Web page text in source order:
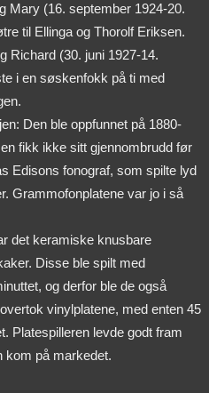
Mary (16. september 1924-20.
til Ellinga og Thorolf Eriksen.
Richard (30. juni 1927-14.
i en søskenfokk på ti med
Den ble oppfunnet på 1880-
fikk ikke sitt gjennombrudd før
Edisons fonograf, som spilte lyd
Grammofonplatene var jo i så
det keramiske knusbare
Disse ble spilt med
og derfor ble de også
vinylplatene, med enten 45
Platespilleren levde godt fram
kom på markedet.